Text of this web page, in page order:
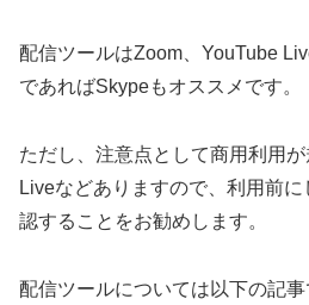
配信ツールはZoom、YouTube
であればSkypeもオススメです。
ただし、注意点として商用利用
Liveなどありますので、利用前
認することをお勧めします。
配信ツールについては以下の記